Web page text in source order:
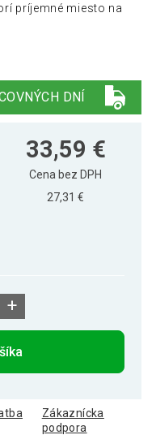
príjemné miesto na
DNÍ
33,59 €
Cena bez DPH
27,31 €
+
Zákaznícka
podpora